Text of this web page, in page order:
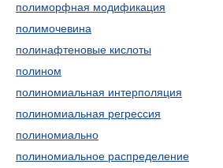
полиморфная модификация
полимочевина
полинафтеновые кислоты
полином
полиномиальная интерполяция
полиномиальная регрессия
полиномиально
полиномиальное распределение